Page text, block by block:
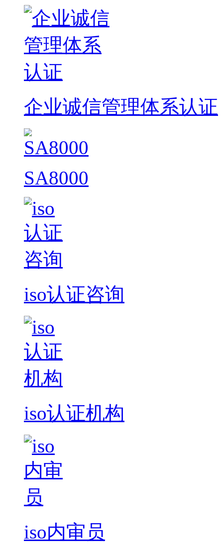
企业诚信管理体系认证
SA8000
iso认证咨询
iso认证机构
iso内审员